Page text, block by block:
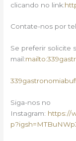
clicando no link:
Contate-nos por
Se preferir solicite
mail:
Siga-nos no
Instagram: https://